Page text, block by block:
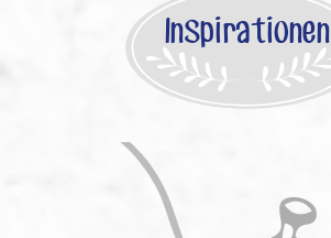
Inspirationen